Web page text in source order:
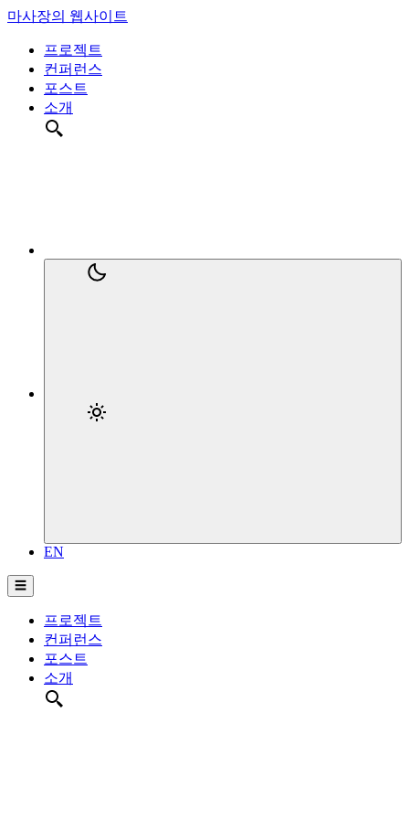
마사장의 웹사이트
프로젝트
컨퍼런스
포스트
소개
EN
☰
프로젝트
컨퍼런스
포스트
소개